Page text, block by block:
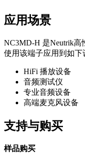
应用场景
NC3MD-H 是Neutrik
使用该端子应用到如下
HiFi 播放设备
音频测试仪
专业音频设备
高端麦克风设备
支持与购买
样品购买